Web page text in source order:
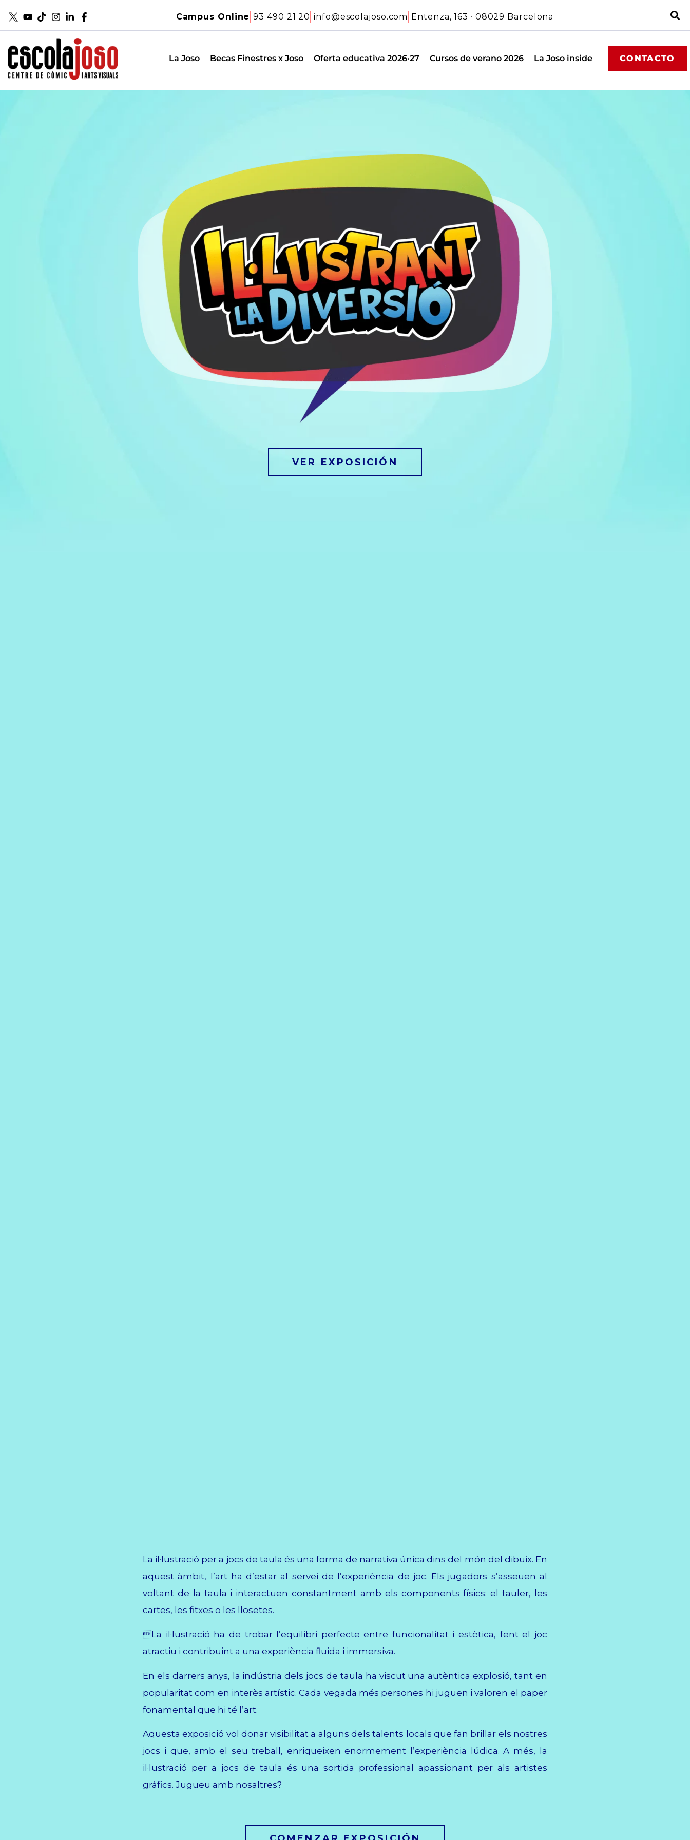
Campus Online 93 490 21 20 info@escolajoso.com Entenza, 163 · 08029 Barcelona
La Joso Becas Finestres x Joso Oferta educativa 2026·27 Cursos de verano 2026 La Joso inside CONTACTO
VER EXPOSICIÓN
La il·lustració per a jocs de taula és una forma de narrativa única dins del món del dibuix. En
aquest àmbit, l’art ha d’estar al servei de l’experiència de joc. Els jugadors s’asseuen al
voltant de la taula i interactuen constantment amb els components físics: el tauler, les
cartes, les fitxes o les llosetes.
La il·lustració ha de trobar l’equilibri perfecte entre funcionalitat i estètica, fent el joc
atractiu i contribuint a una experiència fluida i immersiva.
En els darrers anys, la indústria dels jocs de taula ha viscut una autèntica explosió, tant en
popularitat com en interès artístic. Cada vegada més persones hi juguen i valoren el paper
fonamental que hi té l’art.
Aquesta exposició vol donar visibilitat a alguns dels talents locals que fan brillar els nostres
jocs i que, amb el seu treball, enriqueixen enormement l’experiència lúdica. A més, la
il·lustració per a jocs de taula és una sortida professional apassionant per als artistes
gràfics. Jugueu amb nosaltres?